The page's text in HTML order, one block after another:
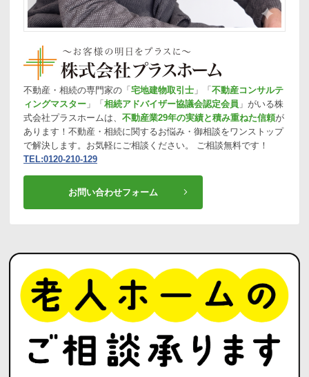
不動産・相続の専門家の「宅地建物取引士 」「不動産コンサルテ
ィングマスター 」「相続アドバイザー協議会認定会員 」がいる株
式会社プラスホームは、 不動産業29年の実績と積み重ねた信頼が
あります！不動産・相続に関するお悩み・御相談をワンストップ
で解決します。お気軽にご相談ください。 ご相談無料です！
TEL:0120-210-129
お問い合わせフォーム